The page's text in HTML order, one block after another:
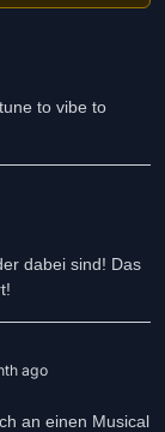
to vibe to
dabei sind! Das
ago
an einen Musical